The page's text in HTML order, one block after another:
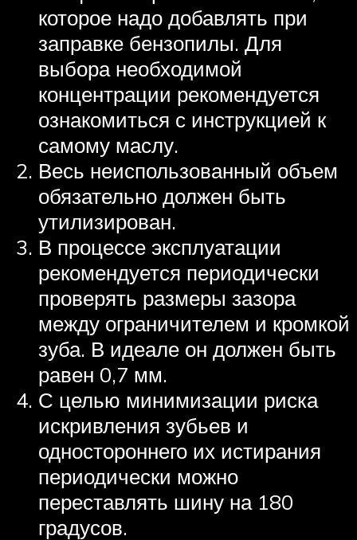
которое надо добавлять при
заправке бензопилы. Для
выбора необходимой
концентрации рекомендуется
ознакомиться с инструкцией к
самому маслу.
Весь неиспользованный объем
обязательно должен быть
утилизирован.
В процессе эксплуатации
рекомендуется периодически
проверять размеры зазора
между ограничителем и кромкой
зуба. В идеале он должен быть
равен 0,7 мм.
С целью минимизации риска
искривления зубьев и
одностороннего их истирания
периодически можно
переставлять шину на 180
градусов.